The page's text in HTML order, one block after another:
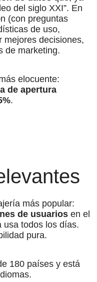
del siglo XXI”. En
(con preguntas
de uso,
mejores decisiones,
de marketing.
elocuente:
de apertura
.
más popular:
de usuarios en el
usa todos los días.
pura.
180 países y está